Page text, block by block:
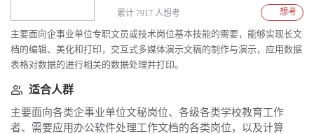
累计 7917 人想考 想考
主要面向企事业单位专职文员或技术岗位基本技能的需要，能够实现长文
档的编辑、美化和打印，交互式多媒体演示文稿的制作与演示，应用数据
表格对数据的进行相关的数据处理并打印。
适合人群
主要面向各类企事业单位文秘岗位、各级各类学校教育工作
者、需要应用办公软件处理工作文档的各类岗位，以及计算